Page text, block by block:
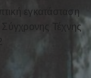
εγκατάσταση
Τέχνης